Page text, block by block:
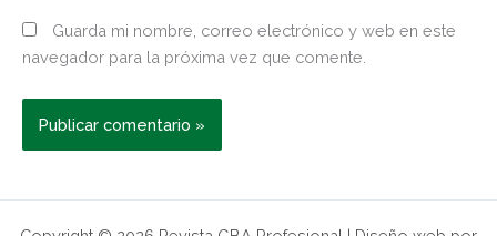
Guarda mi nombre, correo electrónico y web en este
navegador para la próxima vez que comente.